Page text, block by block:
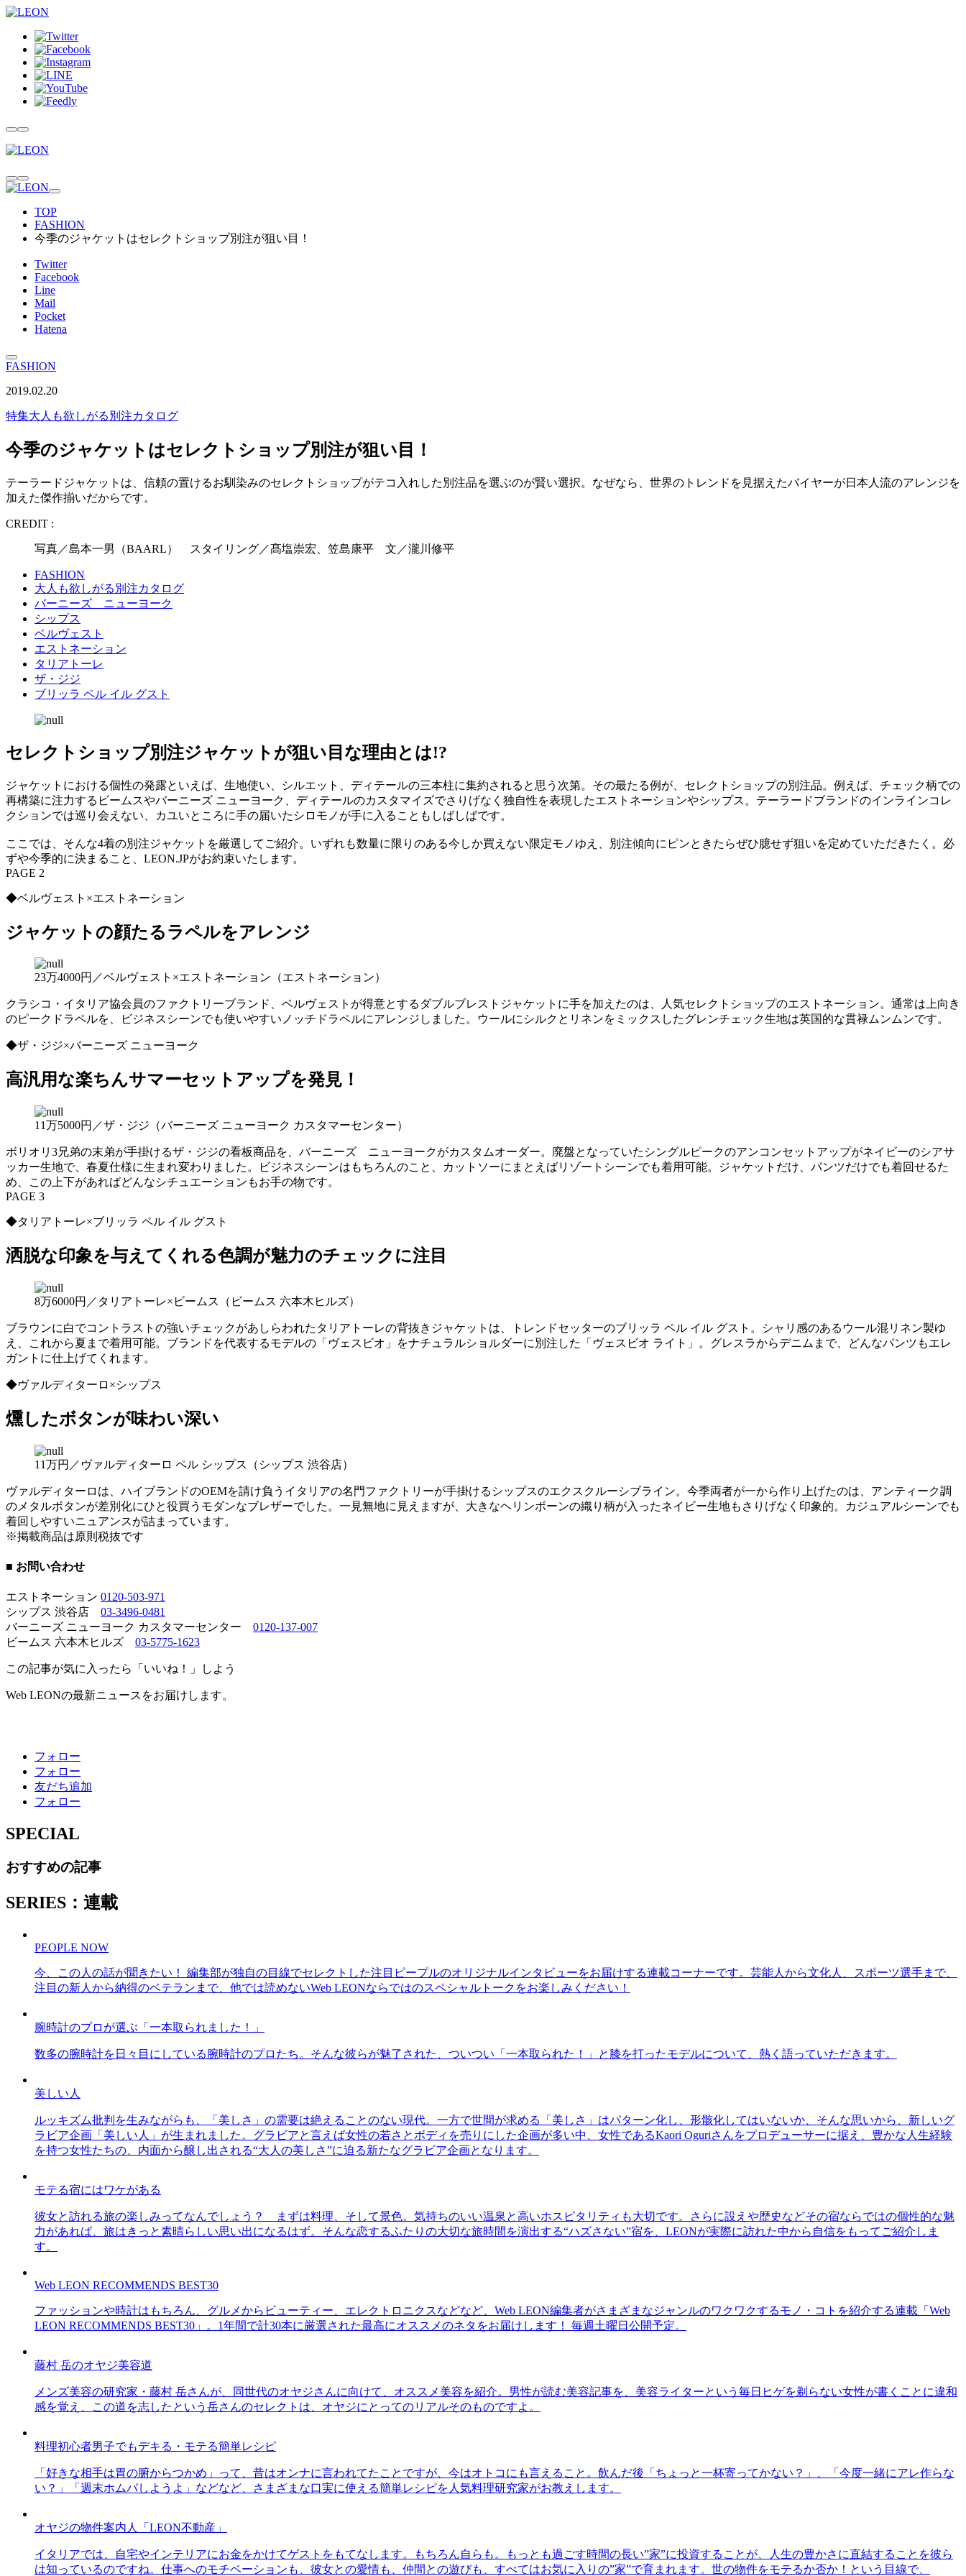
TOP
FASHION
今季のジャケットはセレクトショップ別注が狙い目！
Twitter
Facebook
Line
Mail
Pocket
Hatena
FASHION
2019.02.20
特集大人も欲しがる別注カタログ
今季のジャケットはセレクトショップ別注が狙い目！
テーラードジャケットは、信頼の置けるお馴染みのセレクトショップがテコ入れした別注品を選ぶのが賢い選択。なぜなら、世界のトレンドを見据えたバイヤーが日本人流のアレンジを
加えた傑作揃いだからです。
CREDIT :
写真／島本一男（BAARL） スタイリング／髙塩崇宏、笠島康平 文／瀧川修平
FASHION
大人も欲しがる別注カタログ
バーニーズ ニューヨーク
シップス
ベルヴェスト
エストネーション
タリアトーレ
ザ・ジジ
ブリッラ ペル イル グスト
セレクトショップ別注ジャケットが狙い目な理由とは!?
ジャケットにおける個性の発露といえば、生地使い、シルエット、ディテールの三本柱に集約されると思う次第。その最たる例が、セレクトショップの別注品。例えば、チェック柄での
再構築に注力するビームスやバーニーズ ニューヨーク、ディテールのカスタマイズでさりげなく独自性を表現したエストネーションやシップス。テーラードブランドのインラインコレ
クションでは巡り会えない、カユいところに手の届いたシロモノが手に入ることもしばしばです。
ここでは、そんな4着の別注ジャケットを厳選してご紹介。いずれも数量に限りのある今しか買えない限定モノゆえ、別注傾向にピンときたらぜひ臆せず狙いを定めていただきたく。必
ずや今季的に決まること、LEON.JPがお約束いたします。
PAGE 2
◆ベルヴェスト×エストネーション
ジャケットの顔たるラペルをアレンジ
23万4000円／ベルヴェスト×エストネーション（エストネーション）
クラシコ・イタリア協会員のファクトリーブランド、ベルヴェストが得意とするダブルブレストジャケットに手を加えたのは、人気セレクトショップのエストネーション。通常は上向き
のピークドラペルを、ビジネスシーンでも使いやすいノッチドラペルにアレンジしました。ウールにシルクとリネンをミックスしたグレンチェック生地は英国的な貫禄ムンムンです。
◆ザ・ジジ×バーニーズ ニューヨーク
高汎用な楽ちんサマーセットアップを発見！
11万5000円／ザ・ジジ（バーニーズ ニューヨーク カスタマーセンター）
ボリオリ3兄弟の末弟が手掛けるザ・ジジの看板商品を、バーニーズ ニューヨークがカスタムオーダー。廃盤となっていたシングルピークのアンコンセットアップがネイビーのシアサ
ッカー生地で、春夏仕様に生まれ変わりました。ビジネスシーンはもちろんのこと、カットソーにまとえばリゾートシーンでも着用可能。ジャケットだけ、パンツだけでも着回せるた
め、この上下があればどんなシチュエーションもお手の物です。
PAGE 3
◆タリアトーレ×ブリッラ ペル イル グスト
洒脱な印象を与えてくれる色調が魅力のチェックに注目
8万6000円／タリアトーレ×ビームス（ビームス 六本木ヒルズ）
ブラウンに白でコントラストの強いチェックがあしらわれたタリアトーレの背抜きジャケットは、トレンドセッターのブリッラ ペル イル グスト。シャリ感のあるウール混リネン製ゆ
え、これから夏まで着用可能。ブランドを代表するモデルの「ヴェスビオ」をナチュラルショルダーに別注した「ヴェスビオ ライト」。グレスラからデニムまで、どんなパンツもエレ
ガントに仕上げてくれます。
◆ヴァルディターロ×シップス
燻したボタンが味わい深い
11万円／ヴァルディターロ ペル シップス（シップス 渋谷店）
ヴァルディターロは、ハイブランドのOEMを請け負うイタリアの名門ファクトリーが手掛けるシップスのエクスクルーシブライン。今季両者が一から作り上げたのは、アンティーク調
のメタルボタンが差別化にひと役買うモダンなブレザーでした。一見無地に見えますが、大きなヘリンボーンの織り柄が入ったネイビー生地もさりげなく印象的。カジュアルシーンでも
着回しやすいニュアンスが詰まっています。
※掲載商品は原則税抜です
■ お問い合わせ
エストネーション 0120-503-971
シップス 渋谷店 03-3496-0481
バーニーズ ニューヨーク カスタマーセンター 0120-137-007
ビームス 六本木ヒルズ 03-5775-1623
この記事が気に入ったら「いいね！」しよう
Web LEONの最新ニュースをお届けします。
フォロー
フォロー
友だち追加
フォロー
SPECIAL
おすすめの記事
SERIES：連載
PEOPLE NOW
今、この人の話が聞きたい！ 編集部が独自の目線でセレクトした注目ピープルのオリジナルインタビューをお届けする連載コーナーです。芸能人から文化人、スポーツ選手まで、
注目の新人から納得のベテランまで、他では読めないWeb LEONならではのスペシャルトークをお楽しみください！
腕時計のプロが選ぶ「一本取られました！」
数多の腕時計を日々目にしている腕時計のプロたち。そんな彼らが魅了された、ついつい「一本取られた！」と膝を打ったモデルについて、熱く語っていただきます。
美しい人
ルッキズム批判を生みながらも、「美しさ」の需要は絶えることのない現代。一方で世間が求める「美しさ」はパターン化し、形骸化してはいないか、そんな思いから、新しいグ
ラビア企画「美しい人」が生まれました。グラビアと言えば女性の若さとボディを売りにした企画が多い中、女性であるKaori Oguriさんをプロデューサーに据え、豊かな人生経験
を持つ女性たちの、内面から醸し出される“大人の美しさ”に迫る新たなグラビア企画となります。
モテる宿にはワケがある
彼女と訪れる旅の楽しみってなんでしょう？ まずは料理、そして景色。気持ちのいい温泉と高いホスピタリティも大切です。さらに設えや歴史などその宿ならではの個性的な魅
力があれば、旅はきっと素晴らしい思い出になるはず。そんな恋するふたりの大切な旅時間を演出する“ハズさない”宿を、LEONが実際に訪れた中から自信をもってご紹介しま
す。
Web LEON RECOMMENDS BEST30
ファッションや時計はもちろん、グルメからビューティー、エレクトロニクスなどなど、Web LEON編集者がさまざまなジャンルのワクワクするモノ・コトを紹介する連載「Web
LEON RECOMMENDS BEST30」。1年間で計30本に厳選された最高にオススメのネタをお届けします！ 毎週土曜日公開予定。
藤村 岳のオヤジ美容道
メンズ美容の研究家・藤村 岳さんが、同世代のオヤジさんに向けて、オススメ美容を紹介。男性が読む美容記事を、美容ライターという毎日ヒゲを剃らない女性が書くことに違和
感を覚え、この道を志したという岳さんのセレクトは、オヤジにとってのリアルそのものですよ。
料理初心者男子でもデキる・モテる簡単レシピ
「好きな相手は胃の腑からつかめ」って、昔はオンナに言われてたことですが、今はオトコにも言えること。飲んだ後「ちょっと一杯寄ってかない？」、「今度一緒にアレ作らな
い？」「週末ホムパしようよ」などなど、さまざまな口実に使える簡単レシピを人気料理研究家がお教えします。
オヤジの物件案内人「LEON不動産」
イタリアでは、自宅やインテリアにお金をかけてゲストをもてなします。もちろん自らも。もっとも過ごす時間の長い”家”に投資することが、人生の豊かさに直結することを彼ら
は知っているのですね。仕事へのモチベーションも、彼女との愛情も、仲間との遊びも、すべてはお気に入りの”家”で育まれます。世の物件をモテるか否か！という目線で、